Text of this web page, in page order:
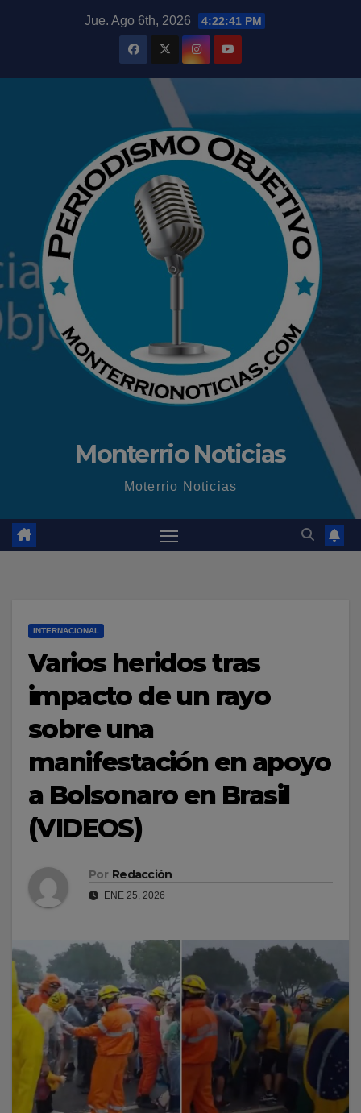
Jue. Ago 6th, 2026 4:22:42 PM
Monterrio Noticias
Moterrio Noticias
INTERNACIONAL
Varios heridos tras
impacto de un rayo
sobre una
manifestación en apoyo
a Bolsonaro en Brasil
(VIDEOS)
Por Redacción
ENE 25, 2026